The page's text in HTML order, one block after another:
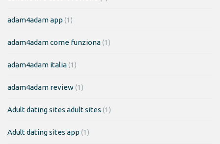
adam4adam app (1)
adam4adam come funziona(1)
adam4adam italia(1)
adam4adam review(1)
Adult dating sites adult sites (1)
Adult dating sites app (1)